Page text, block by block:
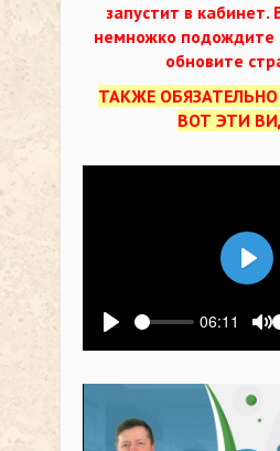
запустит в кабинет.
немножко подождите
обновите
ТАКЖЕ
ВОТ ЭТИ
Воспроизвести
06:11